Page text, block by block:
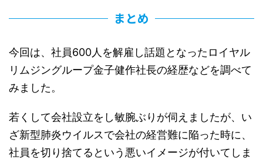
まとめ
今回は、社員600人を解雇し話題となったロイヤル
リムジングループ金子健作社長の経歴などを調べて
みました。
若くして会社設立をし敏腕ぶりが伺えましたが、い
ざ新型肺炎ウイルスで会社の経営難に陥った時に、
社員を切り捨てるという悪いイメージが付いてしま